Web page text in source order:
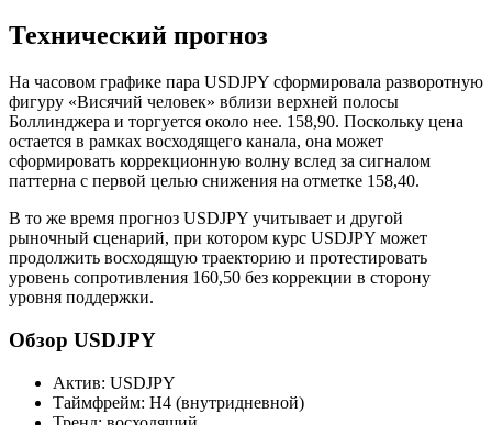
Технический прогноз
На часовом графике пара USDJPY сформировала разворотную
фигуру «Висячий человек» вблизи верхней полосы
Боллинджера и торгуется около нее. 158,90. Поскольку цена
остается в рамках восходящего канала, она может
сформировать коррекционную волну вслед за сигналом
паттерна с первой целью снижения на отметке 158,40.
В то же время прогноз USDJPY учитывает и другой
рыночный сценарий, при котором курс USDJPY может
продолжить восходящую траекторию и протестировать
уровень сопротивления 160,50 без коррекции в сторону
уровня поддержки.
Обзор USDJPY
Актив: USDJPY
Таймфрейм: H4 (внутридневной)